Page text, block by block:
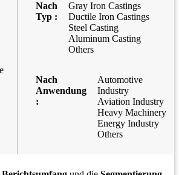
Nach
Typ :
Gray Iron Castings
Ductile Iron Castings
Steel Casting
Aluminum Casting
Others
Nach
Anwendung
:
Automotive
Industry
Aviation Industry
Heavy Machinery
Energy Industry
Others